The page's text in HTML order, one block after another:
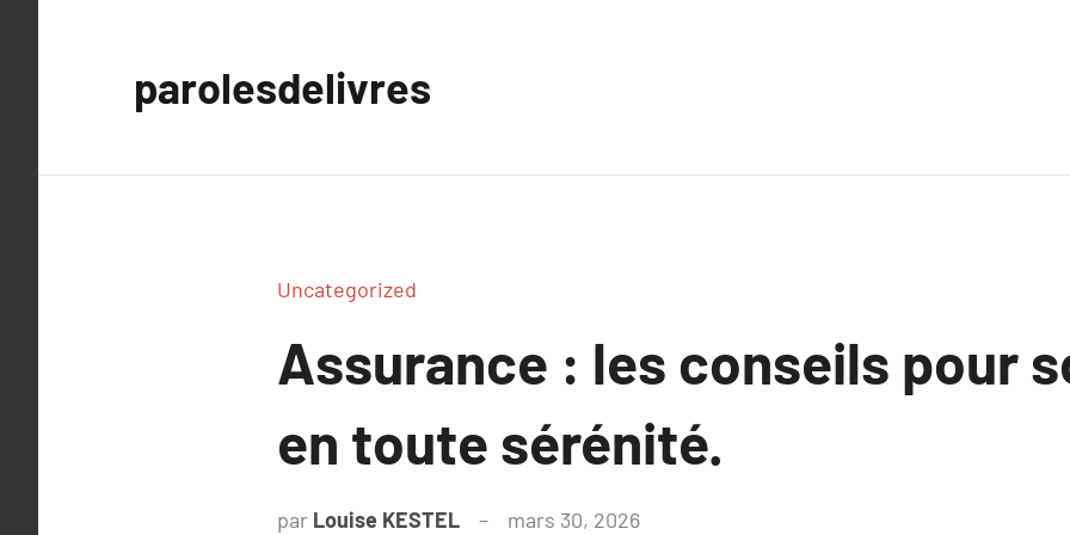
parolesdelivres
Uncategorized
Assurance : les conseils pour
en toute sérénité.
par Louise KESTEL mars 30, 2026